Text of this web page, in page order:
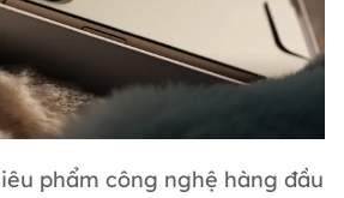
phẩm công nghệ hàng đầu